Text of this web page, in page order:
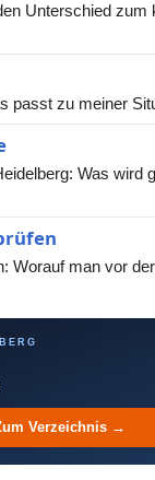
Unterschied zum
passt zu meiner
Was wird
Worauf man vor
Verzeichnis →